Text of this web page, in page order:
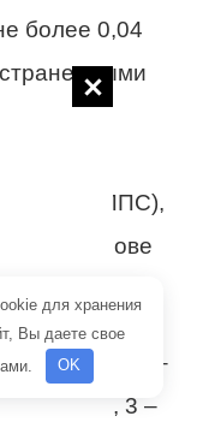
более 0,04
(ЭППС),
на основе
кровли: 1 –
3 –
для хранения
Вы даете свое
OK